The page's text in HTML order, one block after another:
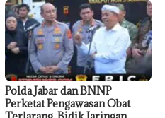
Polda Jabar dan BNNP
Perketat Pengawasan Obat